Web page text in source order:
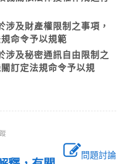
及財產權限制之事項，
規命令予以規範
涉及秘密通訊自由限制之
訂定法規命令予以規
問題討論